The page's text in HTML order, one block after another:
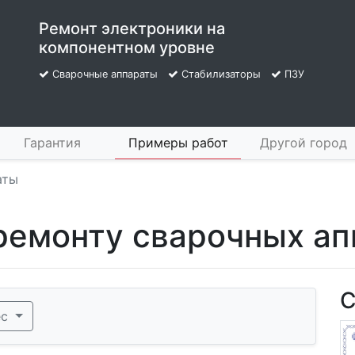
Ремонт электроники на
компонентном уровне
Сварочные аппараты Стабилизаторы ПЗУ
Гарантия Примеры работ Другой город
сварочных